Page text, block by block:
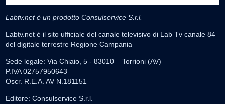
Labtv.net è un prodotto Consulservice S.r.l.
Labtv.net è il sito ufficiale del canale televisivo di Lab Tv canale 84
del digitale terrestre Regione Campania
Sede legale: Via Chiaio, 5 - 83010 – Torrioni (AV)
P.IVA 02757950643
Oscr. R.E.A. AV N.181151
Editore: Consulservice S.r.l.